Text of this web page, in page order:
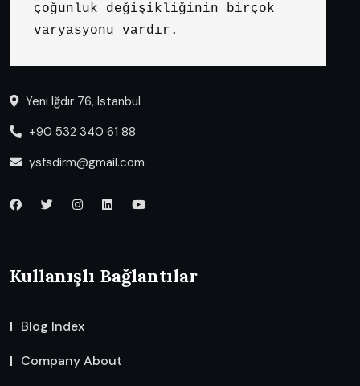
çoğunluk değişikliğinin birçok
varyasyonu vardır.
Yeni Iğdır 76, Istanbul
+90 532 340 61 88
ysfsdirm@gmail.com
Kullanışlı Bağlantılar
Blog Index
Company About